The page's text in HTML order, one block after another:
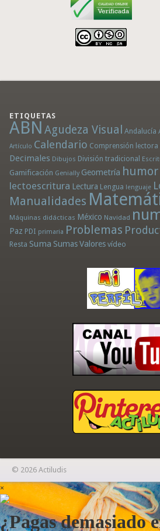
ETIQUETAS
ABN Agudeza Visual Andalucía
Artículo Calendario Comprensión lectora
Decimales Dibujos División tradicional
Gamificación Genially Geometría humor
lectoescritura Lectura Lengua lenguaje
Manualidades
Máquinas didácticas México Navidad
Paz PDI primaria Problemas
Resta Suma Sumas Valores vídeo
© 2026 Actiludis
×
¿Pagas demasiado